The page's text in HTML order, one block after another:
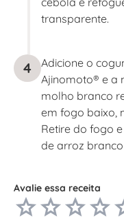
transparente.
4
Adicione o
Ajinomoto® e a
molho branco
em fogo baixo,
Retire do fogo
de arroz
Avalie essa receita